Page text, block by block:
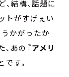
、結構、話題に
トがすげぇい
かがったか
あの 『アメリ
です。